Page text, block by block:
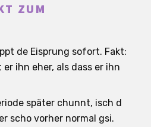
ZUM
de Eisprung sofort. Fakt:
ihn eher, als dass er ihn
später chunnt, isch d
scho vorher normal gsi.